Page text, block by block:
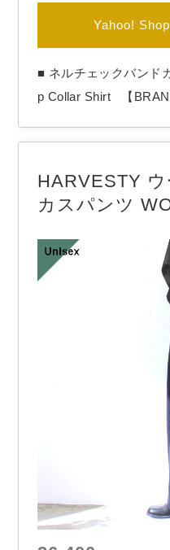
Yahoo!
■ ネルチェックバンド
p Collar Shirt 【BRAND】 PREQUEL / プリクエ
Stand-up Collar Shirt
内工場にて再現したと
HARVESTY
カスパンツ